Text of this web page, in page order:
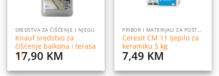
SREDSTVA ZA ČIŠĆENJE I NJEGU
Knauf sredstvo za
čišćenje balkona i terasa
1 l
17,90 KM
PRIBOR I MATERIJALI ZA POSTAVLJANJE PLOČICA
Ceresit CM 11 ljepilo za
keramiku 5 kg
7,49 KM